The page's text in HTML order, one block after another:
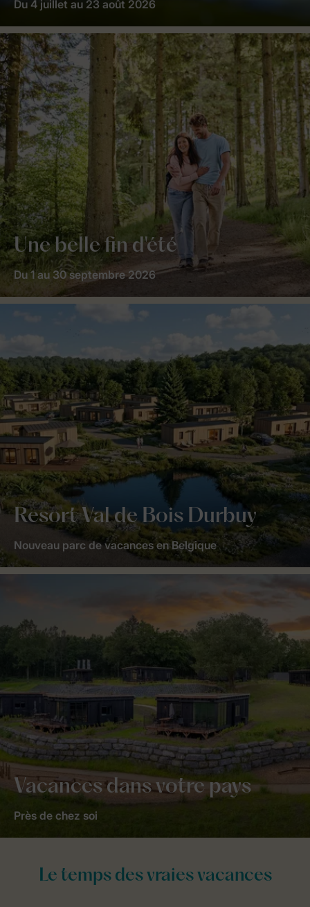
Du 4 juillet au 23 août 2026
Une belle fin d'été
Du 1 au 30 septembre 2026
Resort Val de Bois Durbuy
Nouveau parc de vacances en Belgique
Vacances dans votre pays
Près de chez soi